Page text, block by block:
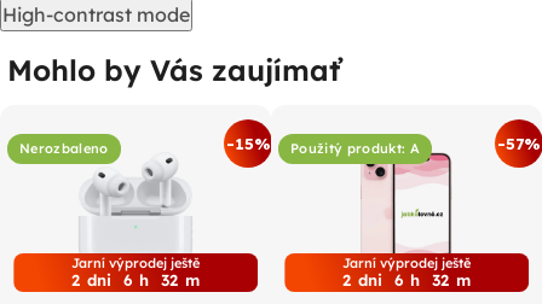
High-contrast mode
Mohlo by Vás zaujímať
Nerozbaleno -15%
Jarní výprodej ještě
2 dni 6 h 32 m
Použitý produkt: A -57%
Jarní výprodej ještě
2 dni 6 h 32 m